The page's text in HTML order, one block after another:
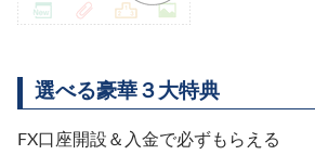
選べる豪華３大特典
FX口座開設＆入金で必ずもらえる